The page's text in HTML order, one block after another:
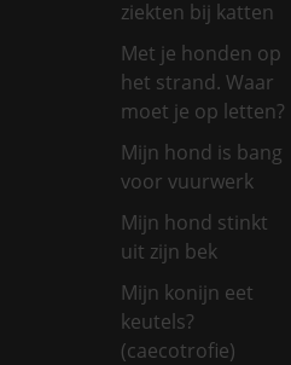
ziekten bij katten
Met je honden op
het strand. Waar
moet je op letten?
Mijn hond is bang
voor vuurwerk
Mijn hond stinkt
uit zijn bek
Mijn konijn eet
keutels?
(caecotrofie)